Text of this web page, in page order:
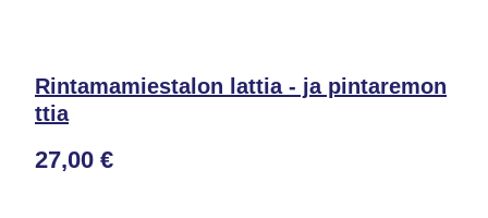
Rintamamiestalon lattia - ja pintaremon
ttia
27,00 €